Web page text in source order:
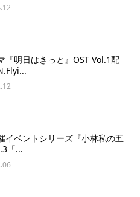
『明日はきっと』OST Vol.1配
イベントシリーズ『小林私の五
「...